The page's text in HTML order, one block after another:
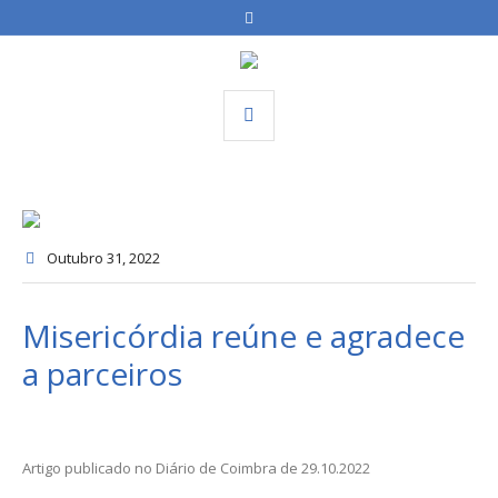
Outubro 31, 2022
Misericórdia reúne e agradece
a parceiros
Artigo publicado no Diário de Coimbra de 29.10.2022